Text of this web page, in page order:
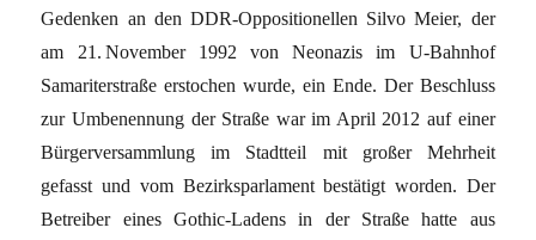
Gedenken an den DDR-Oppositionellen Silvo Meier, der
am 21. November 1992 von Neonazis im U-Bahnhof
Samariterstraße erstochen wurde, ein Ende. Der Beschluss
zur Umbenennung der Straße war im April 2012 auf einer
Bürgerversammlung im Stadtteil mit großer Mehrheit
gefasst und vom Bezirksparlament bestätigt worden. Der
Betreiber eines Gothic-Ladens in der Straße hatte aus